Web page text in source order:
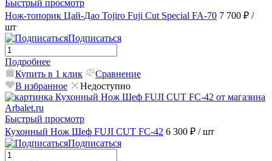
Быстрый просмотр
Нож-топорик Цай-Дао Tojiro Fuji Cut Special FA-70 7 700 ₽ /
шт
Подписаться
Подробнее
Купить в 1 клик
Сравнение
В избранное
Недоступно
Быстрый просмотр
Кухонный Нож Шеф FUJI CUT FC-42 6 300 ₽ / шт
Подписаться